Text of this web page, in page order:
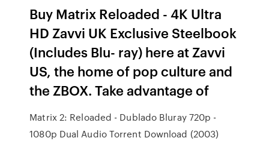
Buy Matrix Reloaded - 4K Ultra
HD Zavvi UK Exclusive Steelbook
(Includes Blu- ray) here at Zavvi
US, the home of pop culture and
the ZBOX. Take advantage of
Matrix 2: Reloaded - Dublado Bluray 720p -
1080p Dual Audio Torrent Download (2003)